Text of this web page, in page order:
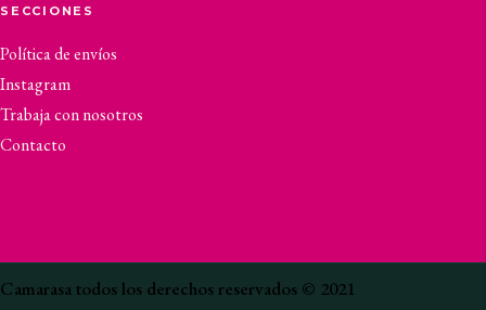
SECCIONES
Política de envíos
Instagram
Trabaja con nosotros
Contacto
Camarasa todos los derechos reservados © 2021